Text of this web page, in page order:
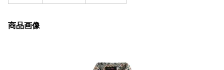
商品画像